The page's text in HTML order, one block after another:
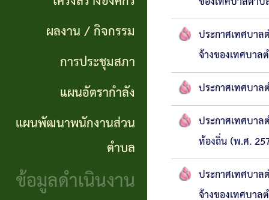
จัดซื้อ
จัดจ้าง
ข่าว
จัด
ซื้อ
จ้าง
ภาค
งาน
แผนการ
จัดซื้อ
ราย
จ่าย
กิจ
หน้าที่
โครงสร้าง
องค์กร
/
ผลงาน / กิจกรรม
การประชุมสภา
แผนอัตรากำลัง
แผนพัฒนาพนักงานส่วน
ตำบล
ข้อมูลดำเนินงาน
ประกาศเทศบา
จ้างของเทศบา
ประกาศเทศบา
ประกาศเทศบา
ท้องถิ่น (พ.ศ.
ประกาศเทศบา
จ้างของเทศบา